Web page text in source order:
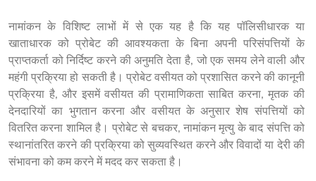
नामांकन के विशिष्ट लाभों में से एक यह है कि यह पॉलिसीधारक या
खाताधारक को प्रोबेट की आवश्यकता के बिना अपनी परिसंपत्तियों के
प्राप्तकर्ता को निर्दिष्ट करने की अनुमति देता है, जो एक समय लेने वाली और
महंगी प्रक्रिया हो सकती है। प्रोबेट वसीयत को प्रशासित करने की कानूनी
प्रक्रिया है, और इसमें वसीयत की प्रामाणिकता साबित करना, मृतक की
देनदारियों का भुगतान करना और वसीयत के अनुसार शेष संपत्तियों को
वितरित करना शामिल है। प्रोबेट से बचकर, नामांकन मृत्यु के बाद संपत्ति को
स्थानांतरित करने की प्रक्रिया को सुव्यवस्थित करने और विवादों या देरी की
संभावना को कम करने में मदद कर सकता है।